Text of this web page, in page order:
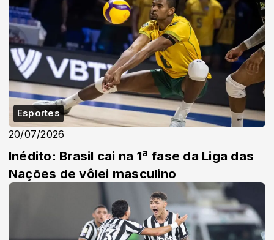
Esportes
20/07/2026
Inédito: Brasil cai na 1ª fase da Liga das
Nações de vôlei masculino